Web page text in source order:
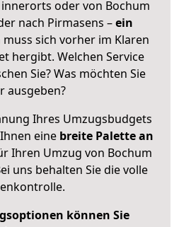
oder von Bochum
nach Pirmasens –ein
muss sich vorher im Klaren
hergibt. Welchen Service
Sie? Was möchten Sie
ausgeben?
Ihres Umzugsbudgets
eine breite Palette an
Ihren Umzug von Bochum
uns behalten Sie die volle
können Sie